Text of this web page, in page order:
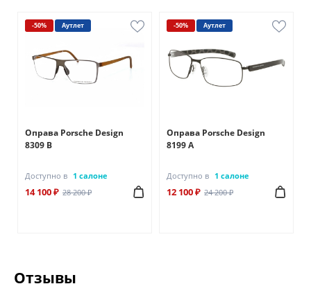
-50% Аутлет
Оправа Porsche Design
8309 B
Доступно в 1 салоне
14 100 ₽ 28 200 ₽
-50% Аутлет
Оправа Porsche Design
8199 A
Доступно в 1 салоне
12 100 ₽ 24 200 ₽
Отзывы